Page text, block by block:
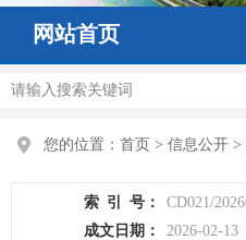
网站首页
您的位置： 首页 > 信息公开 >
索 引 号：
CD021/
成文日期：
2026-02-13